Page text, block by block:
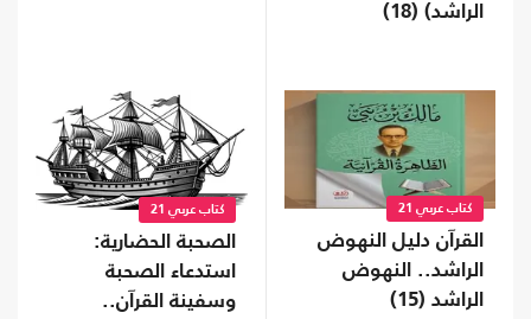
الراشد) ‏(18)
كتاب عربي 21
القرآن دليل النهوض
الراشد.. النهوض
الراشد (15)
كتاب عربي 21
الصحبة الحضارية:
استدعاء الصحبة
وسفينة القرآن..